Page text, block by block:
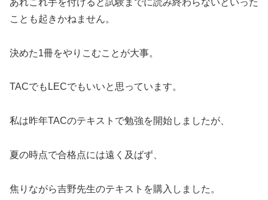
ことも起きかねません。
決めた1冊をやりこむことが大事。
TACでもLECでもいいと思っています。
私は昨年TACのテキストで勉強を開始しましたが、
夏の時点で合格点には遠く及ばず、
焦りながら吉野先生のテキストを購入しました。